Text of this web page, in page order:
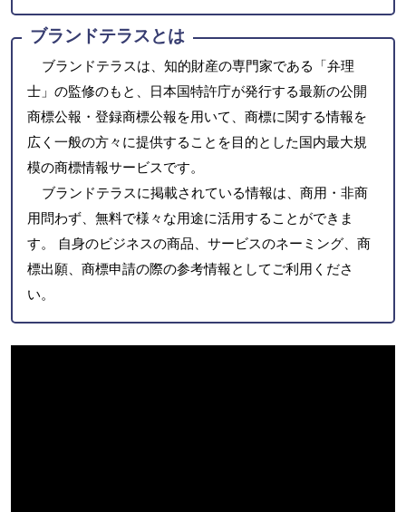
ブランドテラスとは
ブランドテラスは、知的財産の専門家である「弁理
士」の監修のもと、日本国特許庁が発行する最新の公開
商標公報・登録商標公報を用いて、商標に関する情報を
広く一般の方々に提供することを目的とした国内最大規
模の商標情報サービスです。
ブランドテラスに掲載されている情報は、商用・非商
用問わず、無料で様々な用途に活用することができま
す。 自身のビジネスの商品、サービスのネーミング、商
標出願、商標申請の際の参考情報としてご利用くださ
い。